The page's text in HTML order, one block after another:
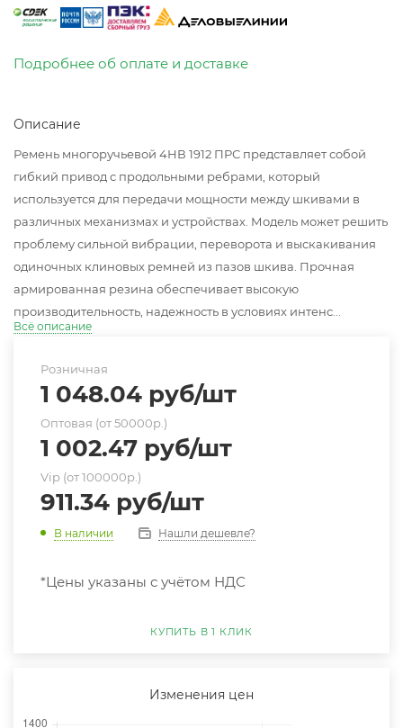
Подробнее об оплате и доставке
Описание
Ремень многоручьевой 4НВ 1912 ПРС представляет собой
гибкий привод с продольными ребрами, который
используется для передачи мощности между шкивами в
различных механизмах и устройствах. Модель может решить
проблему сильной вибрации, переворота и выскакивания
одиночных клиновых ремней из пазов шкива. Прочная
армированная резина обеспечивает высокую
производительность, надежность в условиях интенс...
Всё описание
Розничная
1 048.04 руб/шт
Оптовая (от 50000р.)
1 002.47 руб/шт
Vip (от 100000р.)
911.34 руб/шт
В наличии Нашли дешевле?
*Цены указаны с учётом НДС
КУПИТЬ В 1 КЛИК
Изменения цен